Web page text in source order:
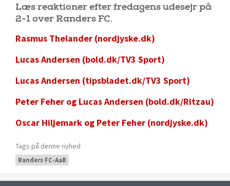
Læs reaktioner efter fredagens udesejr på
2-1 over Randers FC.
Rasmus Thelander (nordjyske.dk)
Lucas Andersen (bold.dk/TV3 Sport)
Lucas Andersen (tipsbladet.dk/TV3 Sport)
Peter Feher og Lucas Andersen (bold.dk/Ritzau)
Oscar Hiljemark og Peter Feher (nordjyske.dk)
Tags på denne nyhed
Randers FC-AaB